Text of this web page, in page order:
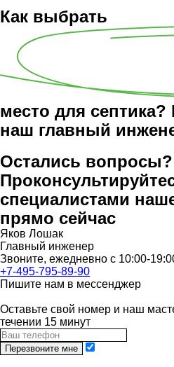
Как выбрать
место для септика?
наш главный
Остались вопросы?
специалистами
прямо сейчас
Яков Лошак
Главный инженер
Звоните, ежедневно с 10:00-
+7-495-795-89-90
Пишите нам в мессенджер
Оставьте свой номер и наш
течении 15 минут
Перезвоните мне